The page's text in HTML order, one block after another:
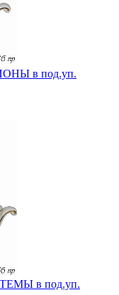
в под.уп.
в под.уп.